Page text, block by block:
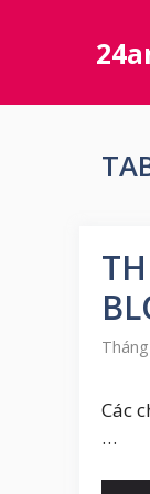
Các
…